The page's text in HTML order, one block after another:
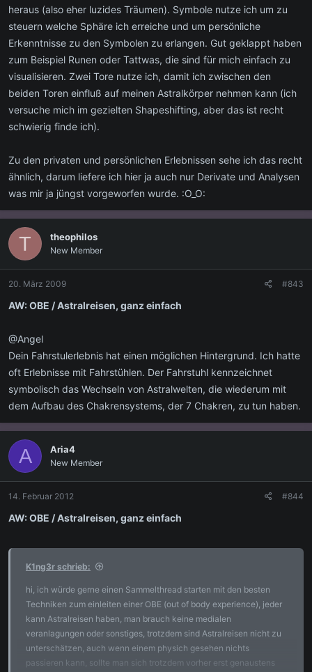
heraus (also eher luzides Träumen). Symbole nutze ich um zu
steuern welche Sphäre ich erreiche und um persönliche
Erkenntnisse zu den Symbolen zu erlangen. Gut geklappt haben
zum Beispiel Runen oder Tattwas, die sind für mich einfach zu
visualisieren. Zwei Tore nutze ich, damit ich zwischen den
beiden Toren einfluß auf meinen Astralkörper nehmen kann (ich
versuche mich im gezielten Shapeshifting, aber das ist recht
schwierig finde ich).
Zu den privaten und persönlichen Erlebnissen sehe ich das recht
ähnlich, darum liefere ich hier ja auch nur Derivate und Analysen
was mir ja jüngst vorgeworfen wurde. :O_O:
T theophilos
New Member
20. März 2009 #843
AW: OBE / Astralreisen, ganz einfach
@Angel
Dein Fahrstulerlebnis hat einen möglichen Hintergrund. Ich hatte
oft Erlebnisse mit Fahrstühlen. Der Fahrstuhl kennzeichnet
symbolisch das Wechseln von Astralwelten, die wiederum mit
dem Aufbau des Chakrensystems, der 7 Chakren, zu tun haben.
A Aria4
New Member
14. Februar 2012 #844
AW: OBE / Astralreisen, ganz einfach
K1ng3r schrieb:
hi, ich würde gerne einen Sammelthread starten mit den besten
Techniken zum einleiten einer OBE (out of body experience), jeder
kann Astralreisen haben, man brauch keine medialen
veranlagungen oder sonstiges, trotzdem sind Astralreisen nicht zu
unterschätzen, auch wenn einem physich gesehen nichts
passieren kann, sollte man sich trotzdem vorher erst genaustens